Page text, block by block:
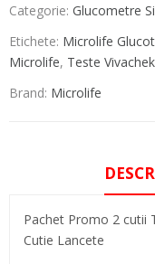
Categorie: Glucometre
Etichete: Microlife
Microlife, Teste Vivachek
Brand: Microlife
Pachet Promo 2 cutii
Cutie Lancete